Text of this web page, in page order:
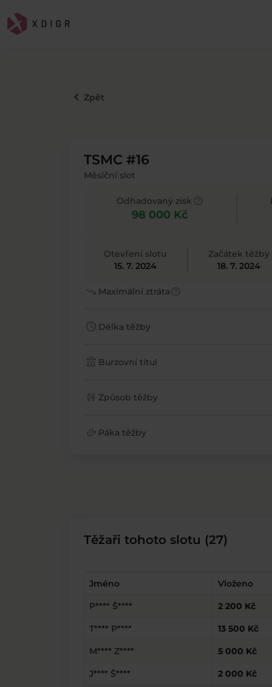
keyboard_arrow_left Zpět
TSMC #16
Měsíční slot
Odhadovaný zisk
98 000 Kč
Otevření slotu
15. 7. 2024
Začátek těžby
18. 7. 2024
trending_down Maximální ztrátahelp
schedule Délka těžby
account_balance Burzovní titul
candlestick_chart Způsob těžby
finance_mode Páka těžby
Těžaři tohoto slotu (27)
Jméno Vloženo
P**** Š**** 2 200 Kč
T**** P**** 13 500 Kč
M**** Z**** 5 000 Kč
J**** Š**** 2 000 Kč